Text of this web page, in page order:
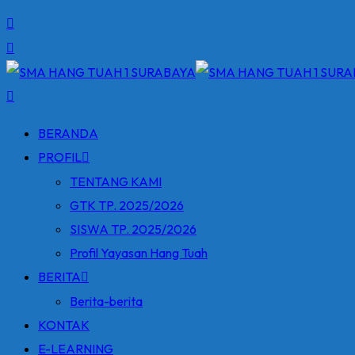
BERANDA
PROFIL
TENTANG KAMI
GTK TP. 2025/2026
SISWA TP. 2025/2026
Profil Yayasan Hang Tuah
BERITA
Berita-berita
KONTAK
E-LEARNING